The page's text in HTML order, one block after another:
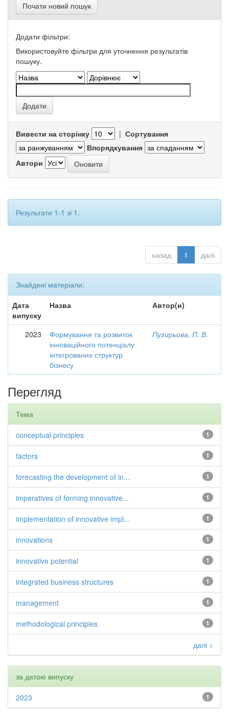
Почати новий пошук
Додати фільтри:
Використовуйте фільтри для уточнення результатів
пошуку.
Вивести на сторінку | Сортування
Впорядкування
Автори
Результати 1-1 зі 1.
назад 1 далі
Знайдені матеріали:
Дата
випуску
Назва Автор(и)
2023
Формування та розвиток
інноваційного потенціалу
інтегрованих структур
бізнесу
Пузирьова, П. В.
Перегляд
Тема
1
conceptual principles
1
factors
1
forecasting the development of in...
1
imperatives of forming innovative...
1
implementation of innovative impl...
1
innovations
1
innovative potential
1
integrated business structures
1
management
1
methodological principles
далі >
за датою випуску
1
2023